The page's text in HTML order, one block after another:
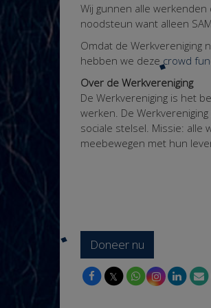
Wij gunnen alle
noodsteun want alleen
Omdat de Werkvereniging
hebben we deze crowd
Over de Werkvereniging
De Werkvereniging is het
werken. De
sociale stelsel. Missie: alle
meebewegen met hun
Doneer nu
𝕏